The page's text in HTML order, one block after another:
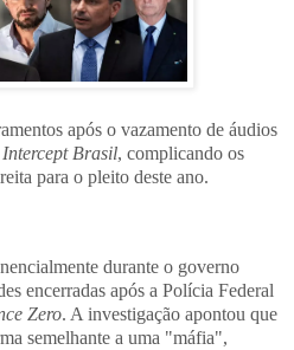
após o vazamento de áudios
Intercept Brasil, complicando os
para o pleito deste ano.
durante o governo
encerradas após a Polícia Federal
Zero. A investigação apontou que
semelhante a uma "máfia",